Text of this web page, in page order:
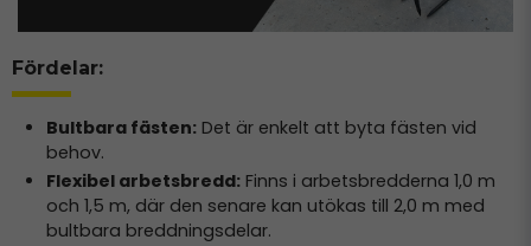
Fördelar:
Bultbara fästen:Det är enkelt att byta fästen vid
behov.
Flexibel arbetsbredd:Finns i arbetsbredderna 1,0 m
och 1,5 m, där den senare kan utökas till 2,0 m med
bultbara breddningsdelar.